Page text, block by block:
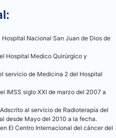
Nacional San Juan de Dios de
Hospital Medico Quirúrgico y
servicio de Medicina 2 del Hospital
IMSS siglo XXI de marzo del 2007 a
al servicio de Radioterapia del
desde Mayo del 2010 a la fecha.
El Centro Internacional del cáncer del